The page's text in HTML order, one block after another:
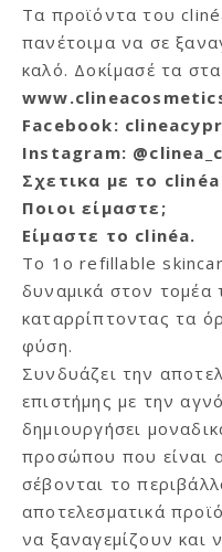
Τα προϊόντα του
πανέτοιμα να σε
καλό. Δοκίμασέ τα
Facebook:
Instagram:
Σχετικα με το clinéa
Ποιοι είμαστε;
Είμαστε το clinéa.
Το 1ο refillable
δυναμικά στον τομέα
καταρρίπτοντας τα
φύση.
Συνδυάζει την
επιστήμης με την
δημιουργήσει
προσώπου που είναι
σέβονται το
αποτελεσματικά
να ξαναγεμίζουν και